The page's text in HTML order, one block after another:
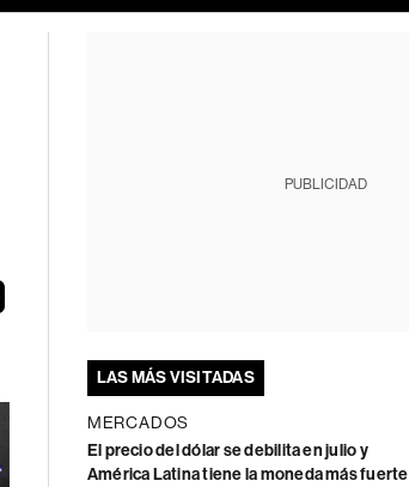
PUBLICIDAD
LAS MÁS VISITADAS
MERCADOS
El precio del dólar se debilita en julio y
América Latina tiene la moneda más fuerte